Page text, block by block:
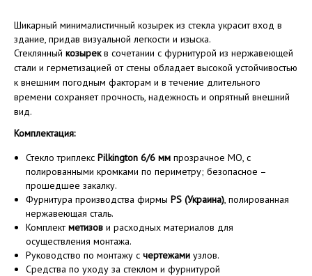
Шикарный минималистичный козырек из стекла украсит вход в
здание, придав визуальной легкости и изыска.
Стеклянный козырекв сочетании с фурнитурой из нержавеющей
стали и герметизацией от стены обладает высокой устойчивостью
к внешним погодным факторам и в течение длительного
времени сохраняет прочность, надежность и опрятный внешний
вид.
Комплектация:
Стекло триплекс Pilkington 6/6 мм прозрачное MO, с
полированными кромками по периметру; безопасное –
прошедшее закалку.
Фурнитура производства фирмы PS (Украина), полированная
нержавеющая сталь.
Комплектметизов и расходных материалов для
осуществления монтажа.
Руководство по монтажу с чертежами узлов.
Средства по уходу за стеклом и фурнитурой